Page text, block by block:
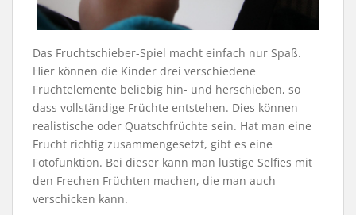
Das Fruchtschieber-Spiel macht einfach nur Spaß.
Hier können die Kinder drei verschiedene
Fruchtelemente beliebig hin- und herschieben, so
dass vollständige Früchte entstehen. Dies können
realistische oder Quatschfrüchte sein. Hat man eine
Frucht richtig zusammengesetzt, gibt es eine
Fotofunktion. Bei dieser kann man lustige Selfies mit
den Frechen Früchten machen, die man auch
verschicken kann.